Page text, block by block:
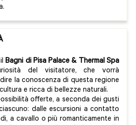
Bagni di Pisa Palace & Thermal Spa
del visitatore, che vorrà
la conoscenza di questa regione
e ricca di bellezze naturali.
offerte, a seconda dei gusti
dalle escursioni a contatto
a cavallo o più romanticamente in